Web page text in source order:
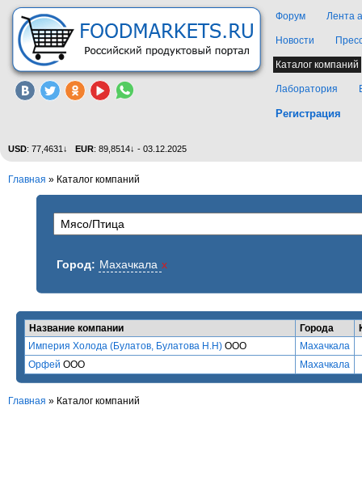
Форум Лента
Новости
Каталог компаний
Лаборатория
Регистрация
USD: 77,4631↓ EUR: 89,8514↓ - 03.12.2025
Главная » Каталог компаний
Город: Махачкала x
Название компании Города
Империя Холода (Булатов, Булатова Н.Н) ООО
Махачкала
Орфей ООО Махачкала
Главная » Каталог компаний